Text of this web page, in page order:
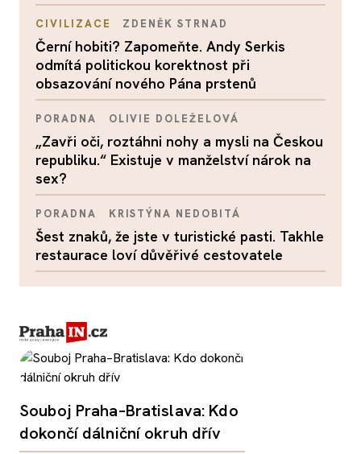
CIVILIZACE ZDENĚK STRNAD
Černí hobiti? Zapomeňte. Andy Serkis
odmítá politickou korektnost při
obsazování nového Pána prstenů
PORADNA OLIVIE DOLEŽELOVÁ
„Zavři oči, roztáhni nohy a mysli na Českou
republiku.“ Existuje v manželství nárok na
sex?
PORADNA KRISTÝNA NEDOBITÁ
Šest znaků, že jste v turistické pasti. Takhle
restaurace loví důvěřivé cestovatele
Souboj Praha–Bratislava: Kdo
dokončí dálniční okruh dřív